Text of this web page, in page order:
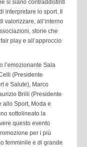
si siano contraddistinti
interpretare lo sport. Il
valorizzare, all’interno
storie che
play e all’approccio
l’emozionante Sala
(Presidente
e Salute), Marco
Brilli (Presidente
allo Sport, Moda e
sottolineato la
questo evento
per i più
femminile e di grande